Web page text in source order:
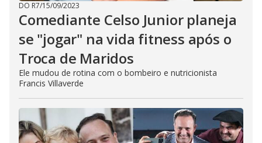
DO R7/15/09/2023
Comediante Celso Junior planeja
se "jogar" na vida fitness após o
Troca de Maridos
Ele mudou de rotina com o bombeiro e nutricionista
Francis Villaverde